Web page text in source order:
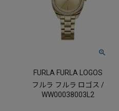
FURLA FURLA LOGOS
フルラ フルラ ロゴス /
WW00038003L2